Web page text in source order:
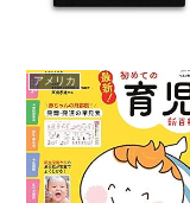
アメリカ